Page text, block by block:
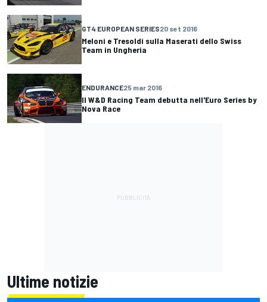
GT4 EUROPEAN SERIES20 set 2016
Meloni e Tresoldi sulla Maserati dello Swiss
Team in Ungheria
ENDURANCE25 mar 2016
Il W&D Racing Team debutta nell'Euro Series by
Nova Race
Ultime notizie